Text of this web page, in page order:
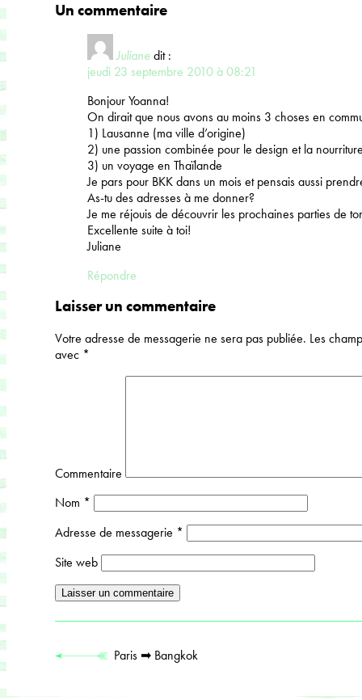
Un commentaire
Julianedit :
jeudi 23 septembre 2010 à 08:21
Bonjour Yoanna!
On dirait que nous avons au moins 3 choses en
1) Lausanne (ma ville d’origine)
2) une passion combinée pour le design et la
3) un voyage en Thaïlande
Je pars pour BKK dans un mois et pensais aussi
As-tu des adresses à me donner?
Je me réjouis de découvrir les prochaines parties de
Excellente suite à toi!
Juliane
Répondre
Laisser un commentaire
Votre adresse de messagerie ne sera pas publiée. Les
avec *
Commentaire
Nom *
Adresse de messagerie *
Site web
Paris ➡ Bangkok